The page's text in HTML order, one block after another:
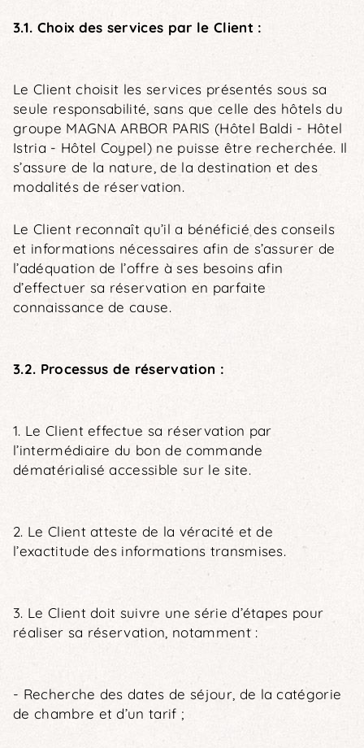
3.1. Choix des services par le Client :
Le Client choisit les services présentés sous sa
seule responsabilité, sans que celle des hôtels du
groupe MAGNA ARBOR PARIS (Hôtel Baldi - Hôtel
Istria - Hôtel Coypel) ne puisse être recherchée. Il
s’assure de la nature, de la destination et des
modalités de réservation.
Le Client reconnaît qu’il a bénéficié des conseils
et informations nécessaires afin de s’assurer de
l’adéquation de l’offre à ses besoins afin
d’effectuer sa réservation en parfaite
connaissance de cause.
3.2. Processus de réservation :
1. Le Client effectue sa réservation par
l’intermédiaire du bon de commande
dématérialisé accessible sur le site.
2. Le Client atteste de la véracité et de
l’exactitude des informations transmises.
3. Le Client doit suivre une série d’étapes pour
réaliser sa réservation, notamment :
- Recherche des dates de séjour, de la catégorie
de chambre et d’un tarif ;